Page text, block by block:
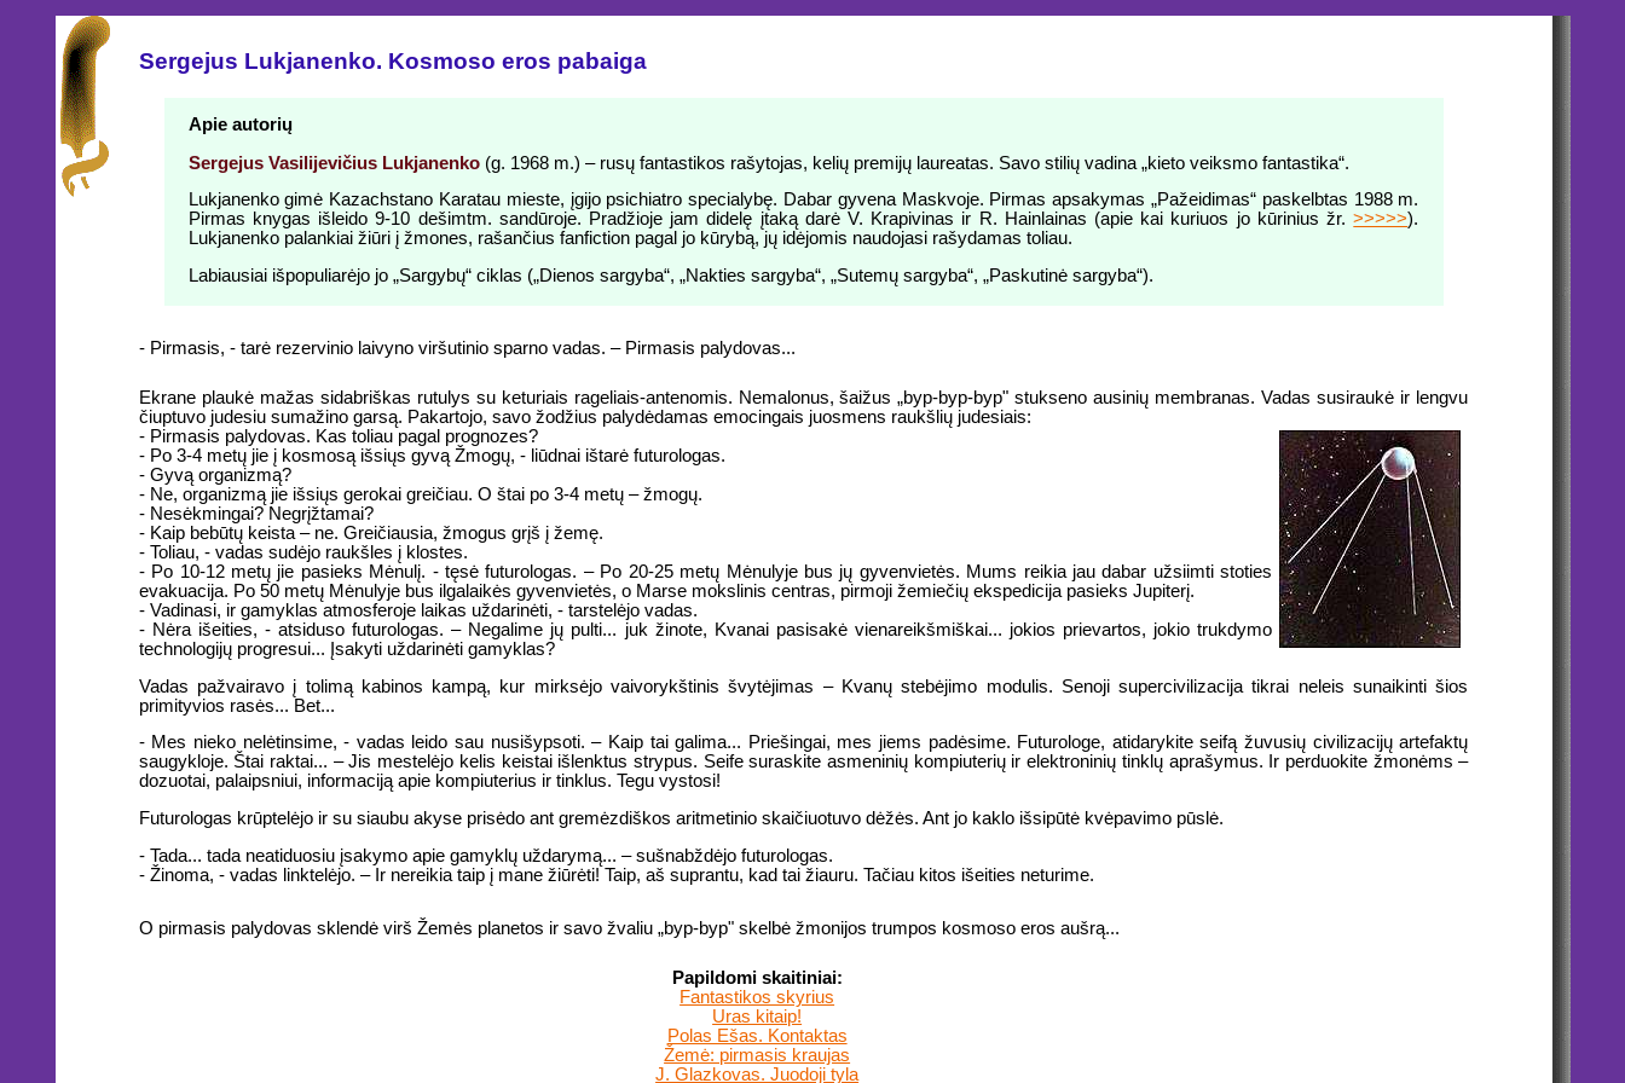
Sergejus Lukjanenko. Kosmoso eros pabaiga
Apie autorių
Sergejus Vasilijevičius Lukjanenko(g. 1968 m.) – rusų fantastikos rašytojas, kelių premijų laureatas. Savo stilių vadina „kieto veiksmo fantastika“.
Lukjanenko gimė Kazachstano Karatau mieste, įgijo psichiatro specialybę. Dabar gyvena Maskvoje. Pirmas apsakymas „Pažeidimas“ paskelbtas 1988 m.
Pirmas knygas išleido 9-10 dešimtm. sandūroje. Pradžioje jam didelę įtaką darė V. Krapivinas ir R. Hainlainas (apie kai kuriuos jo kūrinius žr.>>>>>).
Lukjanenko palankiai žiūri į žmones, rašančius fanfiction pagal jo kūrybą, jų idėjomis naudojasi rašydamas toliau.
Labiausiai išpopuliarėjo jo „Sargybų“ ciklas („Dienos sargyba“, „Nakties sargyba“, „Sutemų sargyba“, „Paskutinė sargyba“).
- Pirmasis, - tarė rezervinio laivyno viršutinio sparno vadas. – Pirmasis palydovas...
Ekrane plaukė mažas sidabriškas rutulys su keturiais rageliais-antenomis. Nemalonus, šaižus „byp-byp-byp" stukseno ausinių membranas. Vadas susiraukė ir lengvu
čiuptuvo judesiu sumažino garsą. Pakartojo, savo žodžius palydėdamas emocingais juosmens raukšlių judesiais:
- Pirmasis palydovas. Kas toliau pagal prognozes?
- Po 3-4 metų jie į kosmosą išsiųs gyvą Žmogų, - liūdnai ištarė futurologas.
- Gyvą organizmą?
- Ne, organizmą jie išsiųs gerokai greičiau. O štai po 3-4 metų – žmogų.
- Nesėkmingai? Negrįžtamai?
- Kaip bebūtų keista – ne. Greičiausia, žmogus grįš į žemę.
- Toliau, - vadas sudėjo raukšles į klostes.
- Po 10-12 metų jie pasieks Mėnulį. - tęsė futurologas. – Po 20-25 metų Mėnulyje bus jų gyvenvietės. Mums reikia jau dabar užsiimti stoties
evakuacija. Po 50 metų Mėnulyje bus ilgalaikės gyvenvietės, o Marse mokslinis centras, pirmoji žemiečių ekspedicija pasieks Jupiterį.
- Vadinasi, ir gamyklas atmosferoje laikas uždarinėti, - tarstelėjo vadas.
- Nėra išeities, - atsiduso futurologas. – Negalime jų pulti... juk žinote, Kvanai pasisakė vienareikšmiškai... jokios prievartos, jokio trukdymo
technologijų progresui... Įsakyti uždarinėti gamyklas?
Vadas pažvairavo į tolimą kabinos kampą, kur mirksėjo vaivorykštinis švytėjimas – Kvanų stebėjimo modulis. Senoji supercivilizacija tikrai neleis sunaikinti šios
primityvios rasės... Bet...
- Mes nieko nelėtinsime, - vadas leido sau nusišypsoti. – Kaip tai galima... Priešingai, mes jiems padėsime. Futurologe, atidarykite seifą žuvusių civilizacijų artefaktų
saugykloje. Štai raktai... – Jis mestelėjo kelis keistai išlenktus strypus. Seife suraskite asmeninių kompiuterių ir elektroninių tinklų aprašymus. Ir perduokite žmonėms –
dozuotai, palaipsniui, informaciją apie kompiuterius ir tinklus. Tegu vystosi!
Futurologas krūptelėjo ir su siaubu akyse prisėdo ant gremėzdiškos aritmetinio skaičiuotuvo dėžės. Ant jo kaklo išsipūtė kvėpavimo pūslė.
- Tada... tada neatiduosiu įsakymo apie gamyklų uždarymą... – sušnabždėjo futurologas.
- Žinoma, - vadas linktelėjo. – Ir nereikia taip į mane žiūrėti! Taip, aš suprantu, kad tai žiauru. Tačiau kitos išeities neturime.
O pirmasis palydovas sklendė virš Žemės planetos ir savo žvaliu „byp-byp" skelbė žmonijos trumpos kosmoso eros aušrą...
Papildomi skaitiniai:
Fantastikos skyrius
Uras kitaip!
Polas Ešas. Kontaktas
Žemė: pirmasis kraujas
J. Glazkovas. Juodoji tyla